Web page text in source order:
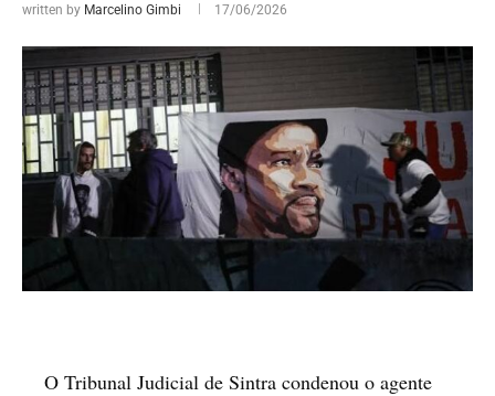
written by Marcelino Gimbi 17/06/2026
O Tribunal Judicial de Sintra condenou o agente